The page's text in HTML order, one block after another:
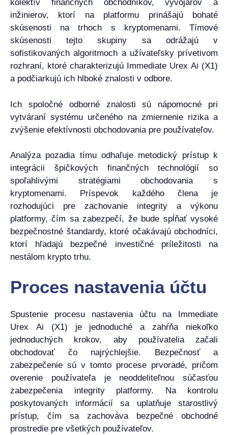
kolektív finančných obchodníkov, vývojárov a
inžinierov, ktorí na platformu prinášajú bohaté
skúsenosti na trhoch s kryptomenami. Tímové
skúsenosti tejto skupiny sa odrážajú v
sofistikovaných algoritmoch a užívateľsky prívetivom
rozhraní, ktoré charakterizujú Immediate Urex Ai (X1)
a podčiarkujú ich hlboké znalosti v odbore.
Ich spoločné odborné znalosti sú nápomocné pri
vytváraní systému určeného na zmiernenie rizika a
zvýšenie efektívnosti obchodovania pre používateľov.
Analýza pozadia tímu odhaľuje metodický prístup k
integrácii špičkových finančných technológií so
spoľahlivými stratégiami obchodovania s
kryptomenami. Príspevok každého člena je
rozhodujúci pre zachovanie integrity a výkonu
platformy, čím sa zabezpečí, že bude spĺňať vysoké
bezpečnostné štandardy, ktoré očakávajú obchodníci,
ktorí hľadajú bezpečné investičné príležitosti na
nestálom krypto trhu.
Proces nastavenia účtu
Spustenie procesu nastavenia účtu na Immediate
Urex Ai (X1) je jednoduché a zahŕňa niekoľko
jednoduchých krokov, aby používatelia začali
obchodovať čo najrýchlejšie. Bezpečnosť a
zabezpečenie sú v tomto procese prvoradé, pričom
overenie používateľa je neoddeliteľnou súčasťou
zabezpečenia integrity platformy. Na kontrolu
poskytovaných informácií sa uplatňuje starostlivý
prístup, čím sa zachováva bezpečné obchodné
prostredie pre všetkých používateľov.